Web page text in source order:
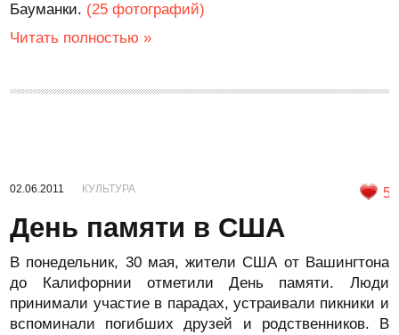
Бауманки. (25 фотографий)
Читать полностью »
02.06.2011 КУЛЬТУРА 5
День памяти в США
В понедельник, 30 мая, жители США от Вашингтона
до Калифорнии отметили День памяти. Люди
принимали участие в парадах, устраивали пикники и
вспоминали погибших друзей и родственников. В